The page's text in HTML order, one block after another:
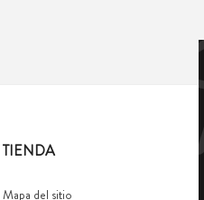
TIENDA
Mapa del sitio